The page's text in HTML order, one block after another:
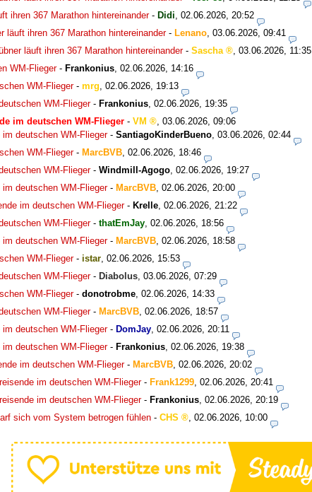
ihren 367 Marathon hintereinander- Didi 02.06.2026, 20:52
läuft ihren 367 Marathon hintereinander- Lenano 03.06.2026, 09:41
läuft ihren 367 Marathon hintereinander- Sascha
03.06.2026, 11:35
WM-Flieger- Frankonius 02.06.2026, 14:16
WM-Flieger- mrg 02.06.2026, 19:13
WM-Flieger- Frankonius 02.06.2026, 19:35
im deutschen WM-Flieger - VM
03.06.2026, 09:06
deutschen WM-Flieger- SantiagoKinderBueno 03.06.2026, 02:44
WM-Flieger- MarcBVB 02.06.2026, 18:46
WM-Flieger- Windmill-Agogo 02.06.2026, 19:27
deutschen WM-Flieger- MarcBVB 02.06.2026, 20:00
im deutschen WM-Flieger- Krelle 02.06.2026, 21:22
WM-Flieger- thatEmJay 02.06.2026, 18:56
deutschen WM-Flieger- MarcBVB 02.06.2026, 18:58
WM-Flieger- istar 02.06.2026, 15:53
WM-Flieger- Diabolus 03.06.2026, 07:29
WM-Flieger- donotrobme 02.06.2026, 14:33
WM-Flieger- MarcBVB 02.06.2026, 18:57
deutschen WM-Flieger- DomJay 02.06.2026, 20:11
deutschen WM-Flieger- Frankonius 02.06.2026, 19:38
im deutschen WM-Flieger- MarcBVB 02.06.2026, 20:02
im deutschen WM-Flieger- Frank1299 02.06.2026, 20:41
im deutschen WM-Flieger- Frankonius 02.06.2026, 20:19
sich vom System betrogen fühlen - CHS 02.06.2026, 10:00